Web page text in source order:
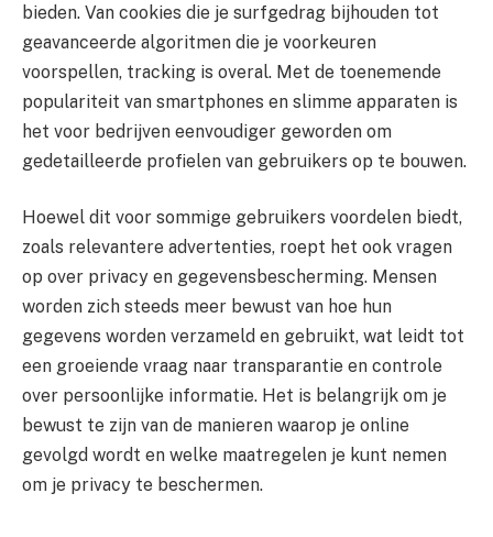
bieden. Van cookies die je surfgedrag bijhouden tot
geavanceerde algoritmen die je voorkeuren
voorspellen, tracking is overal. Met de toenemende
populariteit van smartphones en slimme apparaten is
het voor bedrijven eenvoudiger geworden om
gedetailleerde profielen van gebruikers op te bouwen.
Hoewel dit voor sommige gebruikers voordelen biedt,
zoals relevantere advertenties, roept het ook vragen
op over privacy en gegevensbescherming. Mensen
worden zich steeds meer bewust van hoe hun
gegevens worden verzameld en gebruikt, wat leidt tot
een groeiende vraag naar transparantie en controle
over persoonlijke informatie. Het is belangrijk om je
bewust te zijn van de manieren waarop je online
gevolgd wordt en welke maatregelen je kunt nemen
om je privacy te beschermen.